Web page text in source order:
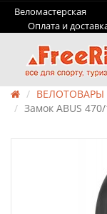
Веломастерская
Оплата и
ВЕЛОТОВАРЫ
Замок ABUS